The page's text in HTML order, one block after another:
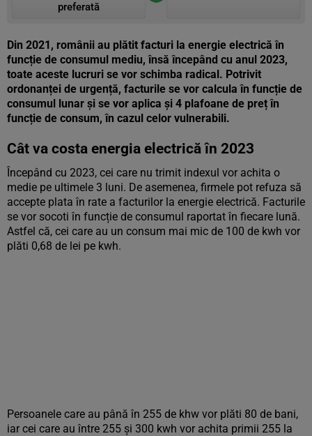
preferată
Din 2021, românii au plătit facturi la energie electrică în
funcție de consumul mediu, însă începând cu anul 2023,
toate aceste lucruri se vor schimba radical. Potrivit
ordonanței de urgență, facturile se vor calcula în funcție de
consumul lunar și se vor aplica și 4 plafoane de preț în
funcție de consum, în cazul celor vulnerabili.
Cât va costa energia electrică în 2023
Începând cu 2023, cei care nu trimit indexul vor achita o
medie pe ultimele 3 luni. De asemenea, firmele pot refuza să
accepte plata în rate a facturilor la energie electrică. Facturile
se vor socoti în funcție de consumul raportat în fiecare lună.
Astfel că, cei care au un consum mai mic de 100 de kwh vor
plăti 0,68 de lei pe kwh.
Persoanele care au până în 255 de khw vor plăti 80 de bani,
iar cei care au între 255 și 300 kwh vor achita primii 255 la